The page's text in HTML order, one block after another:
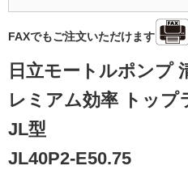
FAXでもご注文いただけます
日立モートルポンプ
レミアム効率 トップ
JL型
JL40P2-E50.75